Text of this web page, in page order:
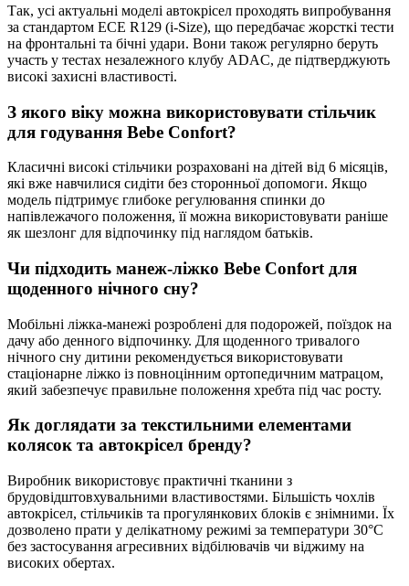
Так, усі актуальні моделі автокрісел проходять випробування
за стандартом ECE R129 (i-Size), що передбачає жорсткі тести
на фронтальні та бічні удари. Вони також регулярно беруть
участь у тестах незалежного клубу ADAC, де підтверджують
високі захисні властивості.
З якого віку можна використовувати стільчик
для годування Bebe Confort?
Класичні високі стільчики розраховані на дітей від 6 місяців,
які вже навчилися сидіти без сторонньої допомоги. Якщо
модель підтримує глибоке регулювання спинки до
напівлежачого положення, її можна використовувати раніше
як шезлонг для відпочинку під наглядом батьків.
Чи підходить манеж-ліжко Bebe Confort для
щоденного нічного сну?
Мобільні ліжка-манежі розроблені для подорожей, поїздок на
дачу або денного відпочинку. Для щоденного тривалого
нічного сну дитини рекомендується використовувати
стаціонарне ліжко із повноцінним ортопедичним матрацом,
який забезпечує правильне положення хребта під час росту.
Як доглядати за текстильними елементами
колясок та автокрісел бренду?
Виробник використовує практичні тканини з
брудовідштовхувальними властивостями. Більшість чохлів
автокрісел, стільчиків та прогулянкових блоків є знімними. Їх
дозволено прати у делікатному режимі за температури 30°C
без застосування агресивних відбілювачів чи віджиму на
високих обертах.